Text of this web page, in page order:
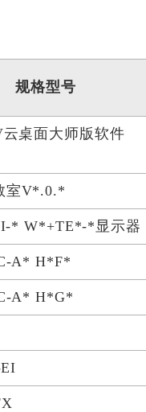
规格型号
桌面大师版软件
室V*.0.*
* W*+TE*-*显示器
A* H*F*
A* H*G*